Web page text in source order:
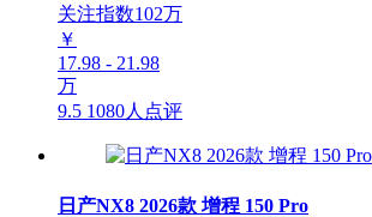
关注指数102万
￥
17.98 - 21.98
万
9.5 1080人点评
日产NX8 2026款 增程 150 Pro